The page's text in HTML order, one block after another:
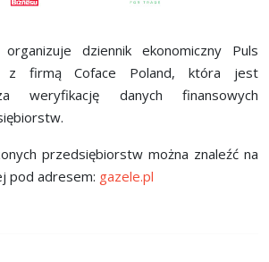
organizuje dziennik ekonomiczny Puls
z firmą Coface Poland, która jest
weryfikację danych finansowych
przedsiębiorstw można znaleźć na
pod adresem: gazele.pl